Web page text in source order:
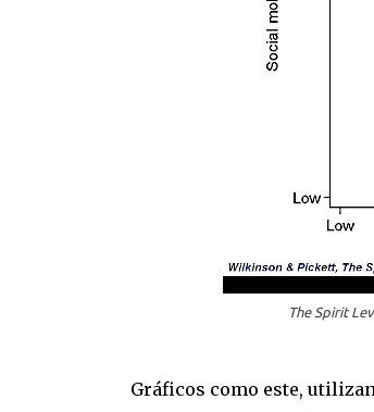
The Spirit
Gráficos como este,